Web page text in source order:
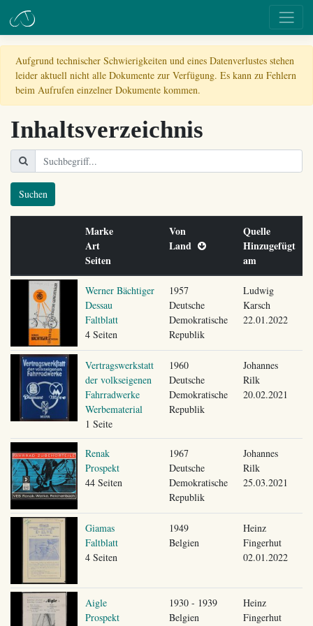
Aufgrund technischer Schwierigkeiten und eines Datenverlustes stehen
leider aktuell nicht alle Dokumente zur Verfügung. Es kann zu Fehlern
beim Aufrufen einzelner Dokumente kommen.
Inhaltsverzeichnis
Suchen
Marke
Art
Seiten
Von
Land
Quelle
Hinzugefügt
am
Werner Bächtiger
Dessau
Faltblatt
4 Seiten
1957
Deutsche
Demokratische
Republik
Ludwig
Karsch
22.01.2022
Vertragswerkstatt
der volkseigenen
Fahrradwerke
Werbematerial
1 Seite
1960
Deutsche
Demokratische
Republik
Johannes
Rilk
20.02.2021
Renak
Prospekt
44 Seiten
1967
Deutsche
Demokratische
Republik
Johannes
Rilk
25.03.2021
Giamas
Faltblatt
4 Seiten
1949
Belgien
Heinz
Fingerhut
02.01.2022
Aigle
Prospekt
1930 - 1939
Belgien
Heinz
Fingerhut